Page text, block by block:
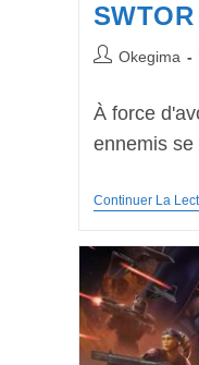
Okegima
À force
ennemis
Continuer La